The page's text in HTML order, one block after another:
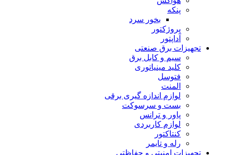
پنکه
بخور سرد
پروژکتور
آداپتور
تجهیزات برق صنعتی
سیم و کابل برق
کلید مینیاتورى
فتوسل
المنت
لوازم اندازه گیرى برقى
بست و سرسوکت
پاور و ترانس
لوازم کاربردی
کنتاکتور
رله و تایمر
تجهیزات امنیتى و حفاظتی